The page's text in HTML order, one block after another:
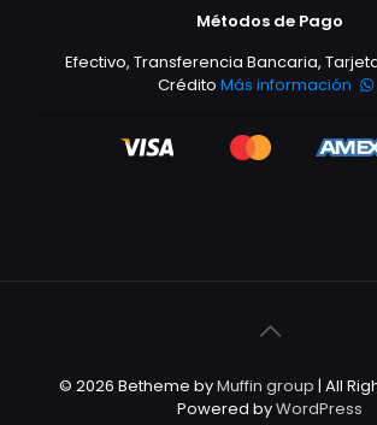
Métodos de Pago
Efectivo, Transferencia Bancaria,
CréditoMás información
© 2026 Betheme byMuffin group | All
Powered byWordPress